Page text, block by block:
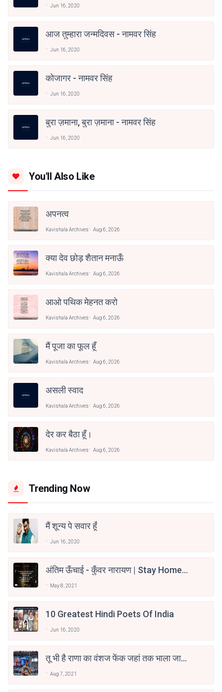
Jun 16, 2020
आज तुम्हारा जन्मदिवस - नामवर सिंह
Jun 16, 2020
कोजागर - नामवर सिंह
Jun 16, 2020
बुरा ज़माना, बुरा ज़माना - नामवर सिंह
Jun 16, 2020
You'll Also Like
अपनत्व
Kavishala Archives Aug 6, 2026
क्या देव छोड़ शैतान मनाऊँ
Kavishala Archives Aug 6, 2026
आओ पथिक मेहनत करो
Kavishala Archives Aug 6, 2026
मैं पूजा का फूल हूँ
Kavishala Archives Aug 6, 2026
असली स्वाद
Kavishala Archives Aug 6, 2026
देर कर बैठा हूँ।
Kavishala Archives Aug 6, 2026
Trending Now
मैं शून्य पे सवार हूँ
Jun 16, 2020
अंतिम ऊँचाई - कुँवर नारायण | Stay Home
May 8, 2021
10 Greatest Hindi Poets Of India
Jun 16, 2020
तू भी है राणा का वंशज फेंक जहां तक भाला जाए:
Aug 7, 2021